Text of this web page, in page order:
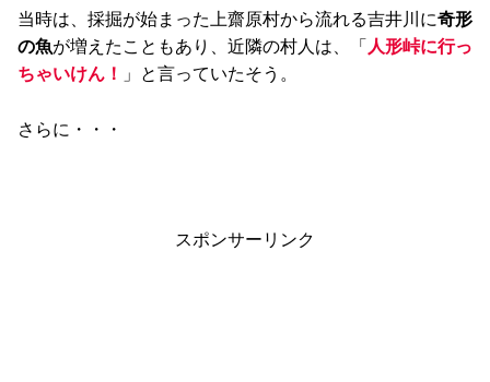
当時は、採掘が始まった上齋原村から流れる吉井川に奇形
の魚が増えたこともあり、近隣の村人は、「 人形峠に行っ
ちゃいけん！
」と言っていたそう。
さらに・・・
スポンサーリンク